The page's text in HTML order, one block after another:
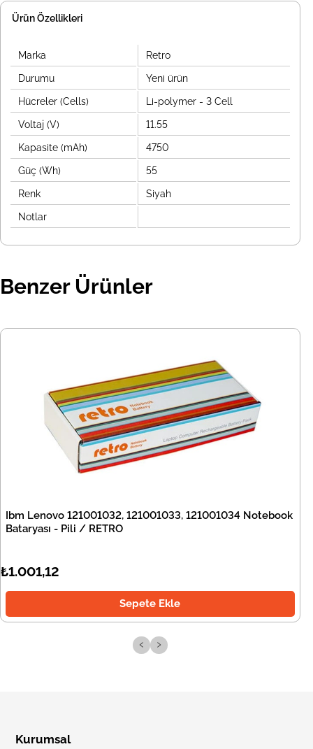
Ürün Özellikleri
Marka Retro
Durumu Yeni ürün
Hücreler (Cells) Li-polymer - 3 Cell
Voltaj (V) 11.55
Kapasite (mAh) 4750
Güç (Wh) 55
Renk Siyah
Notlar
Benzer Ürünler
Ibm Lenovo 121001032, 121001033, 121001034 Notebook
Bataryası - Pili / RETRO
₺1.001,12
Sepete Ekle
‹ ›
Kurumsal